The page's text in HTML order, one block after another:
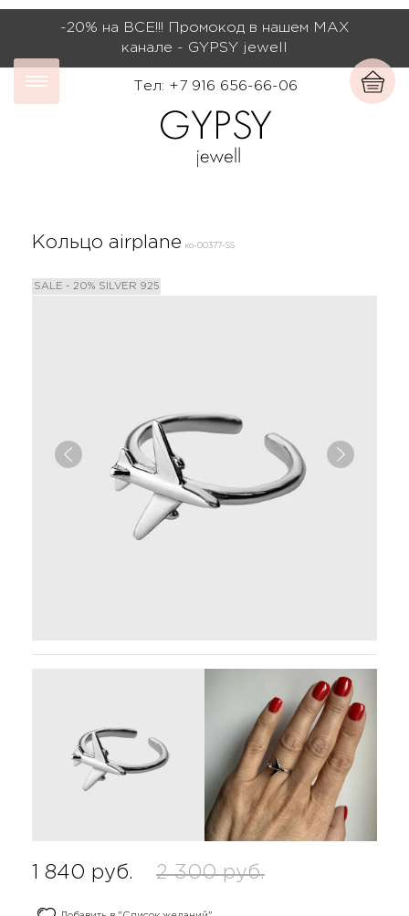
-20% на ВСЕ!!! Промокод в нашем МАХ
канале - GYPSY jewell
Тел: +7 916 656-66-06
Кольцо airplane ко-00377-SS
SALE - 20% SILVER 925
1 840 руб. 2 300 руб.